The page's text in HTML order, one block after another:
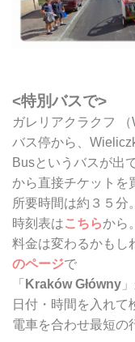
<特別バスで>
ガレリアクラクフ
バス停から、
Busというバスが出
から直接チケットを
所要時間は約３５分。
時刻表はこちらから。
料金は変わるかもし
のページで
「 Kraków Główny
日付・時間を入れて
電車を合わせ最短の